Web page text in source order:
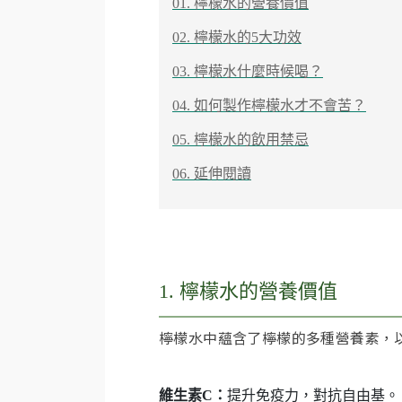
01. 檸檬水的營養價值
02. 檸檬水的5大功效
03. 檸檬水什麼時候喝？
04. 如何製作檸檬水才不會苦？
05. 檸檬水的飲用禁忌
06. 延伸閱讀
1. 檸檬水的營養價值
檸檬水中蘊含了檸檬的多種營養素，
維生素C： 提升免疫力，對抗自由基。